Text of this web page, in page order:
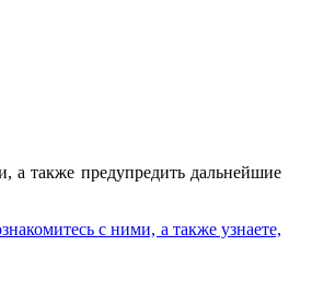
а также предупредить дальнейшие
с ними, а также узнаете,